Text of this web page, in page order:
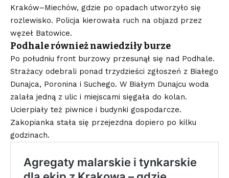
Kraków–Miechów, gdzie po opadach utworzyło się
rozlewisko. Policja kierowała ruch na objazd przez
węzeł Batowice.
Podhale również nawiedziły burze
Po południu front burzowy przesunął się nad Podhale.
Strażacy odebrali ponad trzydzieści zgłoszeń z Białego
Dunajca, Poronina i Suchego. W Białym Dunajcu woda
zalała jedną z ulic i miejscami sięgała do kolan.
Ucierpiały też piwnice i budynki gospodarcze.
Zakopianka stała się przejezdna dopiero po kilku
godzinach.